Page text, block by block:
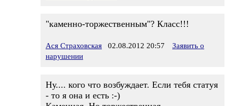
"каменно-торжественным"? Класс!!!
Ася Страховская 02.08.2012 20:57
Заявить о
нарушении
Ну.... кого что возбуждает. Если тебя статуя
- то я она и есть :-)